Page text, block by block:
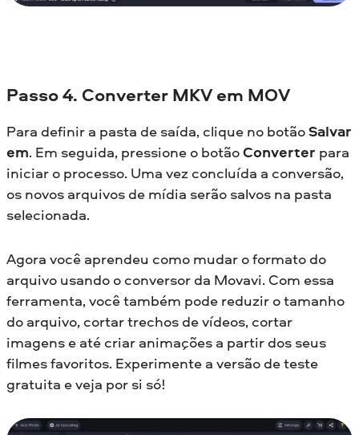
Passo 4. Converter MKV em MOV
Para definir a pasta de saída, clique no botãoSalvar
em. Em seguida, pressione o botãoConverter para
iniciar o processo. Uma vez concluída a conversão,
os novos arquivos de mídia serão salvos na pasta
selecionada.
Agora você aprendeu como mudar o formato do
arquivo usando o conversor da Movavi. Com essa
ferramenta, você também pode reduzir o tamanho
do arquivo, cortar trechos de vídeos, cortar
imagens e até criar animações a partir dos seus
filmes favoritos. Experimente a versão de teste
gratuita e veja por si só!